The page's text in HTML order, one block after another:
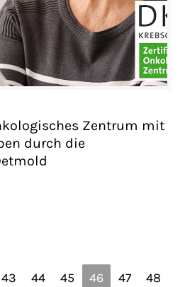
Zentrum mit
durch die
43 44 45 46 47
48